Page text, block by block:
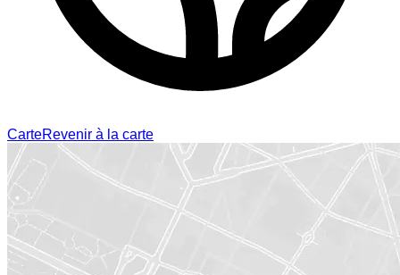
CarteRevenir à la carte